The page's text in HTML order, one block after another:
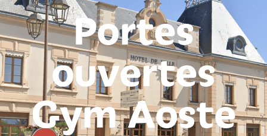
Portes
ouvertes
Gym Aoste